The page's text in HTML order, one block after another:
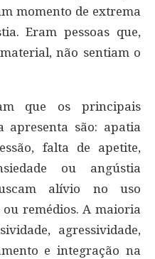
momento de extrema
Eram pessoas que,
não sentiam o
que os principais
apresenta são: apatia
falta de apetite,
ou angústia
alívio no uso
remédios. A maioria
agressividade,
e integração na